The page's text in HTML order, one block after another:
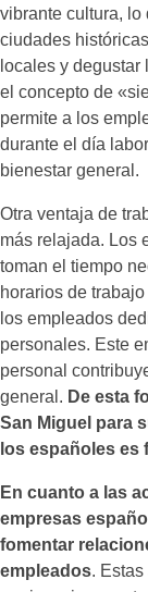
vibrante cultura,
ciudades
locales y
el concepto de
permite a los
durante el día
bienestar general.
Otra ventaja de
más relajada. Los
toman el tiempo
horarios de
los empleados
personales. Este
personal
general. De esta
San Miguel para
los españoles es
En cuanto a las
empresas
fomentar
empleados.